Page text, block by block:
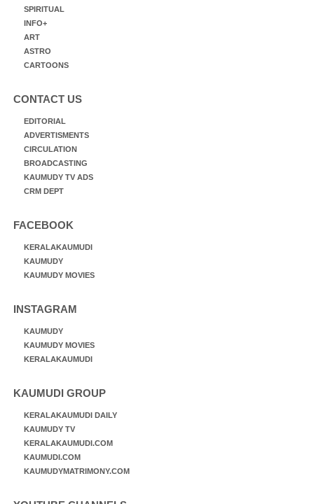
SPIRITUAL
INFO+
ART
ASTRO
CARTOONS
CONTACT US
EDITORIAL
ADVERTISMENTS
CIRCULATION
BROADCASTING
KAUMUDY TV ADS
CRM DEPT
FACEBOOK
KERALAKAUMUDI
KAUMUDY
KAUMUDY MOVIES
INSTAGRAM
KAUMUDY
KAUMUDY MOVIES
KERALAKAUMUDI
KAUMUDI GROUP
KERALAKAUMUDI DAILY
KAUMUDY TV
KERALAKAUMUDI.COM
KAUMUDI.COM
KAUMUDYMATRIMONY.COM